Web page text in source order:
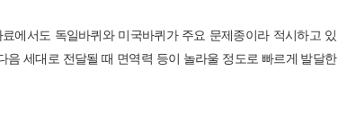
에서도 독일바퀴와 미국바퀴가 주요 문제종이라 적시하고 있
세대로 전달될 때 면역력 등이 놀라울 정도로 빠르게 발달한